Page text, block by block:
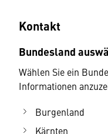
Kontakt
Bundesland
Wählen Sie ein
Informationen
Burgenland
Kärnten